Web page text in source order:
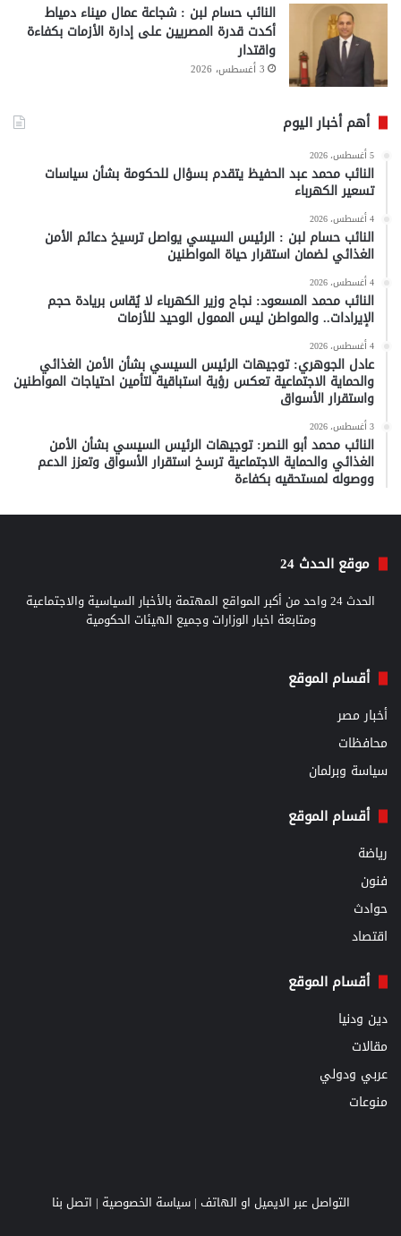
النائب حسام لبن : شجاعة عمال ميناء دمياط
أكدت قدرة المصريين على إدارة الأزمات بكفاءة
واقتدار
3 أغسطس، 2026
أهم أخبار اليوم
5 أغسطس، 2026
النائب محمد عبد الحفيظ يتقدم بسؤال للحكومة بشأن سياسات
تسعير الكهرباء
4 أغسطس، 2026
النائب حسام لبن : الرئيس السيسي يواصل ترسيخ دعائم الأمن
الغذائي لضمان استقرار حياة المواطنين
4 أغسطس، 2026
النائب محمد المسعود: نجاح وزير الكهرباء لا يُقاس بريادة حجم
الإيرادات.. والمواطن ليس الممول الوحيد للأزمات
4 أغسطس، 2026
عادل الجوهري: توجيهات الرئيس السيسي بشأن الأمن الغذائي
والحماية الاجتماعية تعكس رؤية استباقية لتأمين احتياجات المواطنين
واستقرار الأسواق
3 أغسطس، 2026
النائب محمد أبو النصر: توجيهات الرئيس السيسي بشأن الأمن
الغذائي والحماية الاجتماعية ترسخ استقرار الأسواق وتعزز الدعم
ووصوله لمستحقيه بكفاءة
موقع الحدث 24
الحدث 24 واحد من أكبر المواقع المهتمة بالأخبار السياسية والاجتماعية
ومتابعة اخبار الوزارات وجميع الهيئات الحكومية
أقسام الموقع
أخبار مصر
محافظات
سياسة وبرلمان
أقسام الموقع
رياضة
فنون
حوادث
اقتصاد
أقسام الموقع
دين ودنيا
مقالات
عربي ودولي
منوعات
التواصل عبر الايميل او الهاتف |سياسة الخصوصية | اتصل بنا